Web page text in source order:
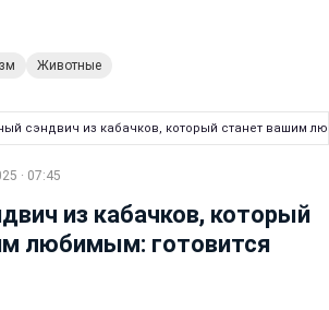
Животные
сэндвич из кабачков, который станет вашим
· 07:45
из кабачков, который
любимым: готовится